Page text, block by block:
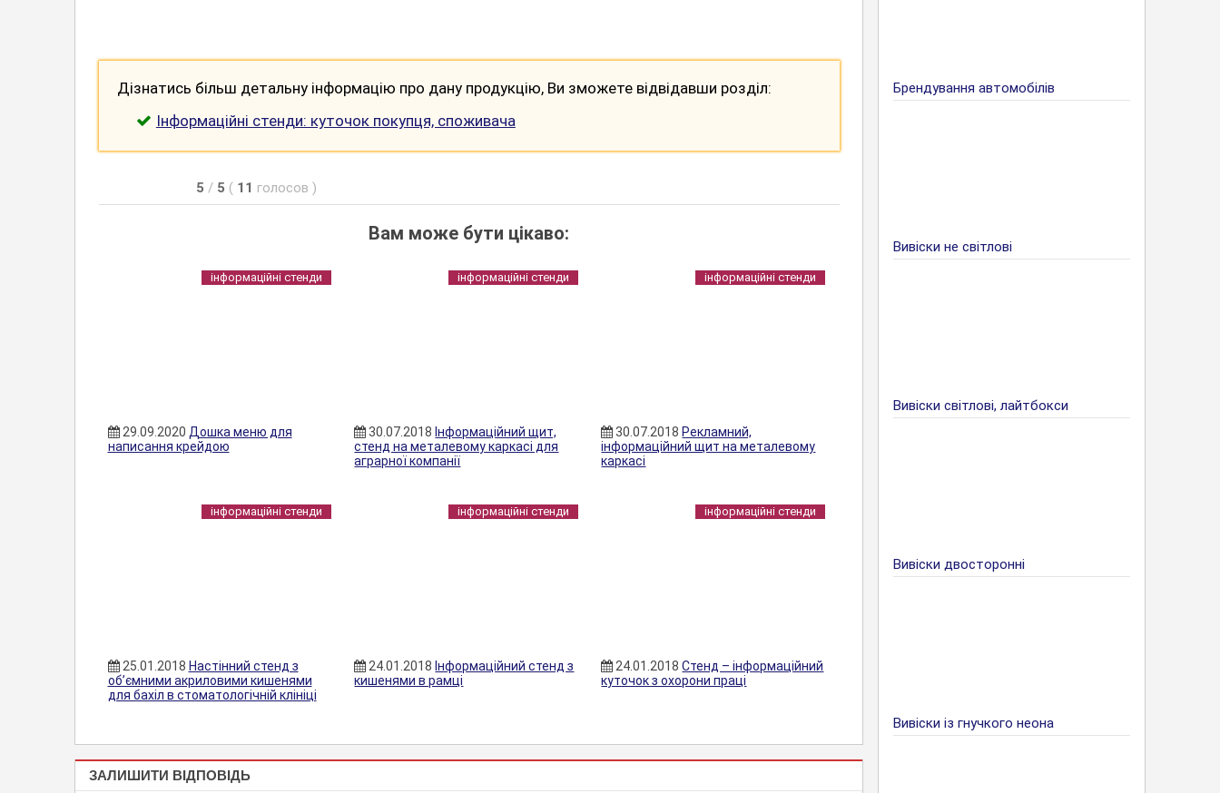
Дізнатись більш детальну інформацію про дану продукцію, Ви зможете відвідавши розділ:
Інформаційні стенди: куточок покупця, споживача
5 / 5 ( 11 голосов )
Вам може бути цікаво:
інформаційні стенди
29.09.2020 Дошка меню для
написання крейдою
інформаційні стенди
30.07.2018 Інформаційний щит,
стенд на металевому каркасі для
аграрної компанії
інформаційні стенди
30.07.2018 Рекламний,
інформаційний щит на металевому
каркасі
інформаційні стенди
25.01.2018 Настінний стенд з
об’ємними акриловими кишенями
для бахіл в стоматологічній клініці
інформаційні стенди
24.01.2018 Інформаційний стенд з
кишенями в рамці
інформаційні стенди
24.01.2018Стенд – інформаційний
куточок з охорони праці
ІНФОРМАЦІЙНІ
СТЕНДИ
ЗАЛИШИТИ ВІДПОВІДЬ
Брендування автомобілів
Вивіски не світлові
Вивіски світлові, лайтбокси
Вивіски двосторонні
Вивіски із гнучкого неона